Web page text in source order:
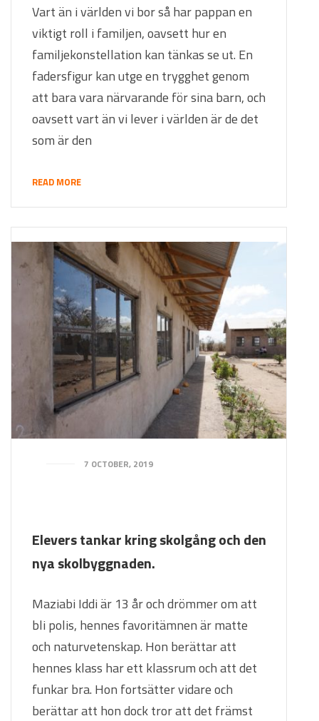
Vart än i världen vi bor så har pappan en
viktigt roll i familjen, oavsett hur en
familjekonstellation kan tänkas se ut. En
fadersfigur kan utge en trygghet genom
att bara vara närvarande för sina barn, och
oavsett vart än vi lever i världen är de det
som är den
READ MORE
7 OCTOBER, 2019
Elevers tankar kring skolgång och den
nya skolbyggnaden.
Maziabi Iddi är 13 år och drömmer om att
bli polis, hennes favoritämnen är matte
och naturvetenskap. Hon berättar att
hennes klass har ett klassrum och att det
funkar bra. Hon fortsätter vidare och
berättar att hon dock tror att det främst